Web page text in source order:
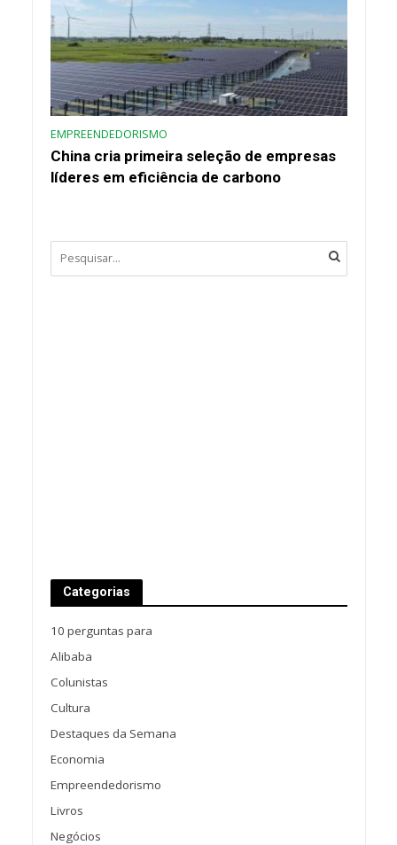
EMPREENDEDORISMO
China cria primeira seleção de empresas
líderes em eficiência de carbono
Categorias
10 perguntas para
Alibaba
Colunistas
Cultura
Destaques da Semana
Economia
Empreendedorismo
Livros
Negócios